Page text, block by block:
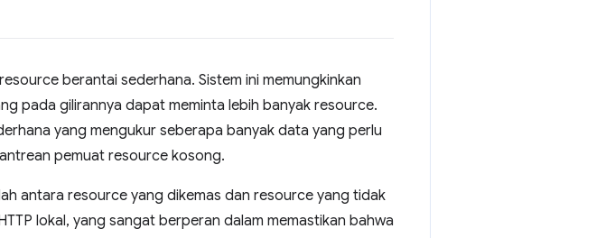
berantai sederhana. Sistem ini memungkinkan
pada gilirannya dapat meminta lebih banyak resource.
yang mengukur seberapa banyak data yang perlu
pemuat resource kosong.
antara resource yang dikemas dan resource yang tidak
lokal, yang sangat berperan dalam memastikan bahwa